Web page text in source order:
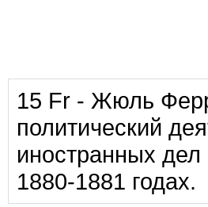
15 Fr - Жюль
политический
иностранных
1880-1881 годах.